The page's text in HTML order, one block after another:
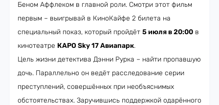
Беном Аффлеком в главной роли. Смотри этот фильм
первым – выигрывай в КиноКайфе 2 билета на
специальный показ, который пройдёт 5 июля в 20:00 в
кинотеатре КАРО Sky 17 Авиапарк.
Цель жизни детектива Дэнни Рурка – найти пропавшую
дочь. Параллельно он ведёт расследование серии
преступлений, совершённых при необъяснимых
обстоятельствах. Заручившись поддержкой одарённого